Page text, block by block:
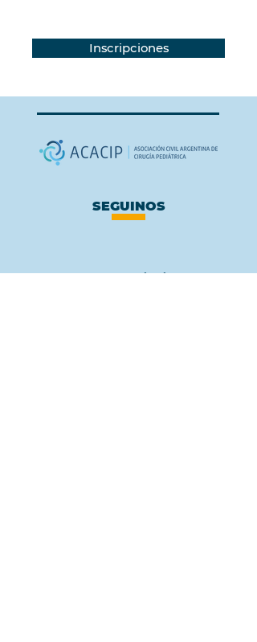
Inscripciones
SEGUINOS